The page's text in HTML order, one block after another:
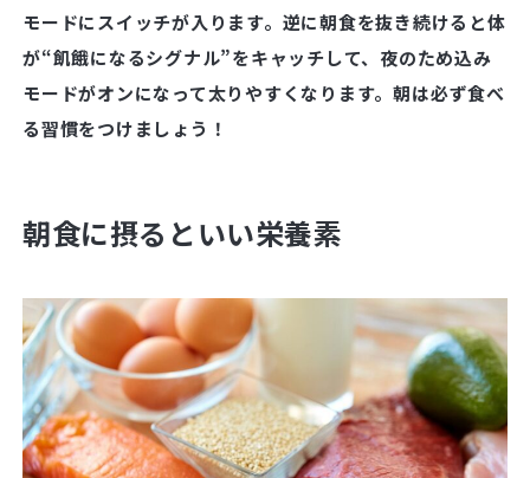
モードにスイッチが入ります。逆に朝食を抜き続けると体
が“飢餓になるシグナル”をキャッチして、夜のため込み
モードがオンになって太りやすくなります。朝は必ず食べ
る習慣をつけましょう！
朝食に摂るといい栄養素